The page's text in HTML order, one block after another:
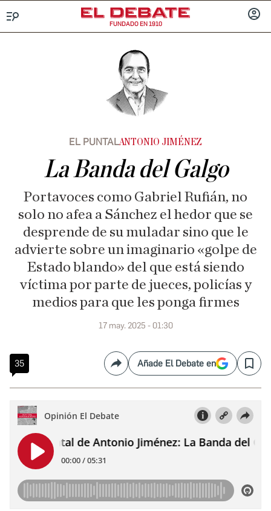
FUNDADO EN 1910
EL PUNTALANTONIO JIMÉNEZ
La Banda del Galgo
Portavoces como Gabriel Rufián, no
solo no afea a Sánchez el hedor que se
desprende de su muladar sino que le
advierte sobre un imaginario «golpe de
Estado blando» del que está siendo
víctima por parte de jueces, policías y
medios para que les ponga firmes
17 may. 2025 - 01:30
35 CompartirAñade El Debate en Save